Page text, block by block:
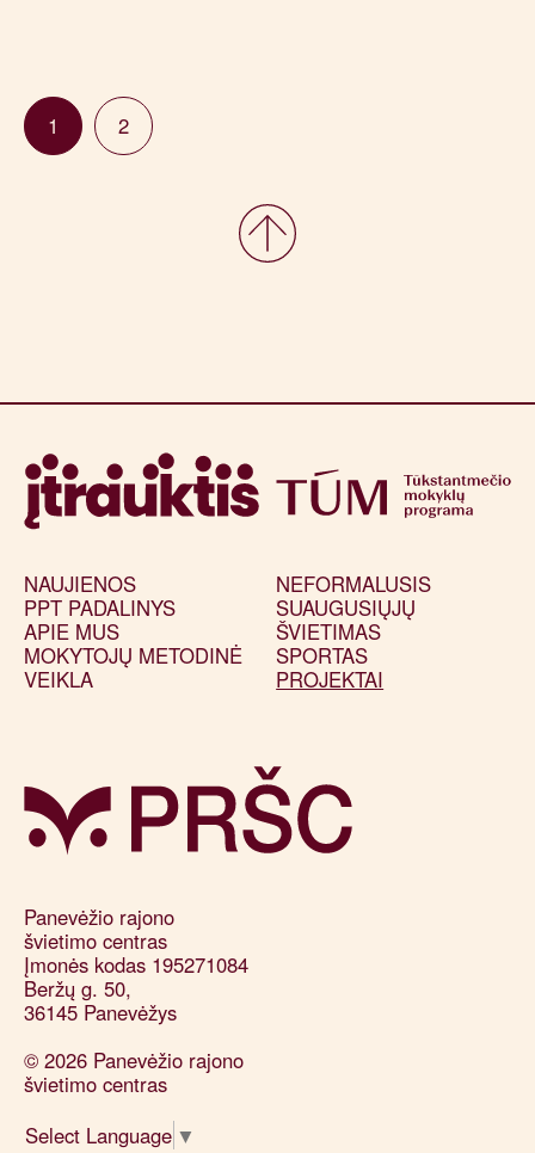
1 2
Panevėžio rajono
švietimo centras
Įmonės kodas 195271084
Beržų g. 50,
36145 Panevėžys
NAUJIENOS
PPT PADALINYS
APIE MUS
MOKYTOJŲ METODINĖ
VEIKLA
NEFORMALUSIS
SUAUGUSIŲJŲ
ŠVIETIMAS
SPORTAS
PROJEKTAI
© 2026 Panevėžio rajono
švietimo centras
Select Language ▼